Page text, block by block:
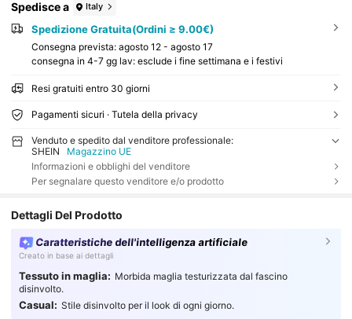
Spedisce a Italy
Spedizione Gratuita(Ordini ≥ 9.00€)
Consegna prevista: agosto 12 - agosto 17
consegna in 4-7 gg lav: esclude i fine settimana e i festivi
Resi gratuiti entro 30 giorni
Pagamenti sicuri · Tutela della privacy
Venduto e spedito dal venditore professionale:
SHEIN
Magazzino UE
Informazioni e obblighi del venditore
Per segnalare questo venditore e/o prodotto
Dettagli Del Prodotto
Caratteristiche dell'intelligenza artificiale
Creato in base ai dettagli
Tessuto in maglia: Morbida maglia testurizzata dal fascino
disinvolto.
Casual: Stile disinvolto per il look di ogni giorno.